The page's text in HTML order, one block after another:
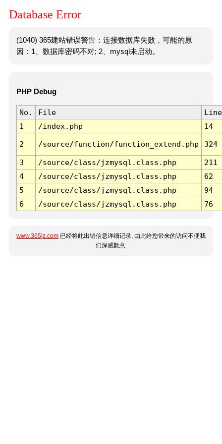
Database Error
(1040) 365建站错误警告：连接数据库失败，可能的原
因：1、数据库密码不对; 2、mysql未启动。
PHP Debug
No. File
Line
1
/index.php 14
2 /source/function/function_extend.php 324
3 /source/class/jzmysql.class.php
211
4
/source/class/jzmysql.class.php
62
5
/source/class/jzmysql.class.php
94
6
/source/class/jzmysql.class.php 76
www.365jz.com 已经将此出错信息详细记录, 由此给您带来的访问不便我
们深感歉意.